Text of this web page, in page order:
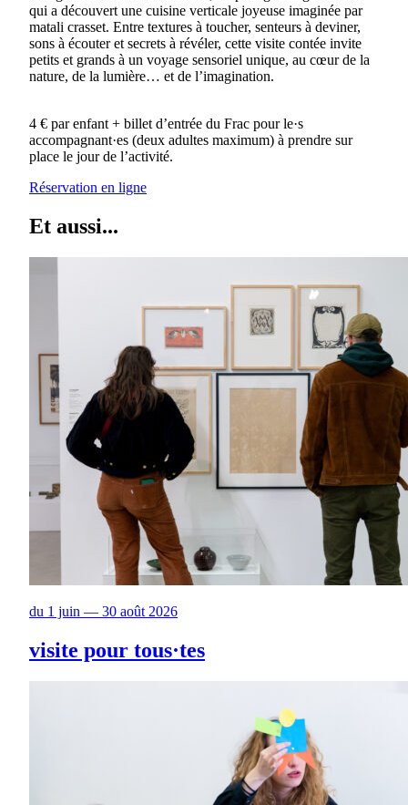
qui a découvert une cuisine verticale joyeuse imaginée par
matali crasset. Entre textures à toucher, senteurs à deviner,
sons à écouter et secrets à révéler, cette visite contée invite
petits et grands à un voyage sensoriel unique, au cœur de la
nature, de la lumière… et de l’imagination.
4 € par enfant + billet d’entrée du Frac pour le·s
accompagnant·es (deux adultes maximum) à prendre sur
place le jour de l’activité.
Réservation en ligne
Et aussi...
du 1 juin — 30 août 2026
visite pour tous·tes